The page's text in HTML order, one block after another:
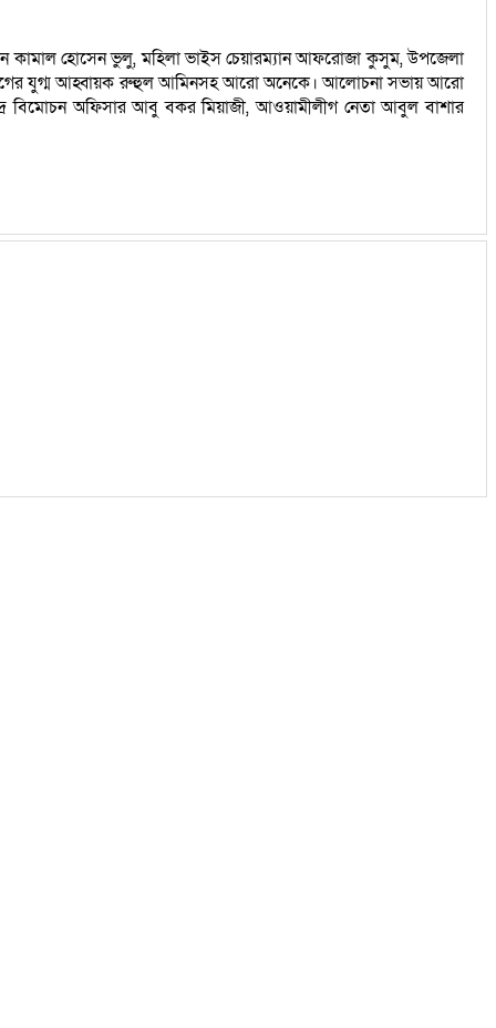
কামাল হোসেন ভুলু, মহিলা ভাইস চেয়ারম্যান আফরোজা কুসুম, উপজেলা
যুগ্ম আহ্বায়ক রুহুল আমিনসহ আরো অনেকে। আলোচনা সভায় আরো
বিমোচন অফিসার আবু বকর মিয়াজী, আওয়ামীলীগ নেতা আবুল বাশার